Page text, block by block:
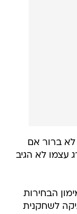
לא ברור אם
עצמו לא הגיב
הבחירות
לשחקנית